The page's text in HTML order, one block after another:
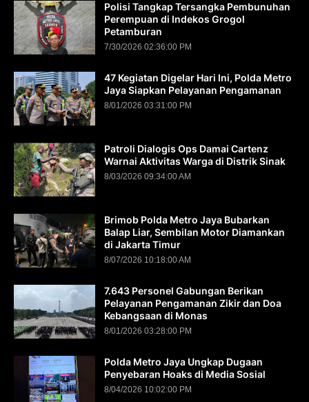
Polisi Tangkap Tersangka Pembunuhan
Perempuan di Indekos Grogol
Petamburan
7/30/2026 02:36:00 PM
47 Kegiatan Digelar Hari Ini, Polda Metro
Jaya Siapkan Pelayanan Pengamanan
8/01/2026 03:31:00 PM
Patroli Dialogis Ops Damai Cartenz
Warnai Aktivitas Warga di Distrik Sinak
8/03/2026 09:34:00 AM
Brimob Polda Metro Jaya Bubarkan
Balap Liar, Sembilan Motor Diamankan
di Jakarta Timur
8/07/2026 10:18:00 AM
7.643 Personel Gabungan Berikan
Pelayanan Pengamanan Zikir dan Doa
Kebangsaan di Monas
8/01/2026 03:28:00 PM
Polda Metro Jaya Ungkap Dugaan
Penyebaran Hoaks di Media Sosial
8/04/2026 10:02:00 PM